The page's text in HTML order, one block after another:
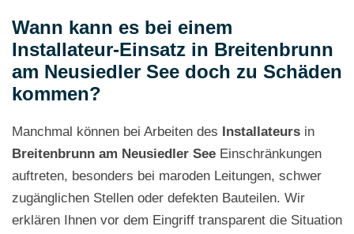
Wann kann es bei einem
Installateur-Einsatz in Breitenbrunn
am Neusiedler See doch zu Schäden
kommen?
Manchmal können bei Arbeiten des Installateurs in
Breitenbrunn am Neusiedler See Einschränkungen
auftreten, besonders bei maroden Leitungen, schwer
zugänglichen Stellen oder defekten Bauteilen. Wir
erklären Ihnen vor dem Eingriff transparent die Situation